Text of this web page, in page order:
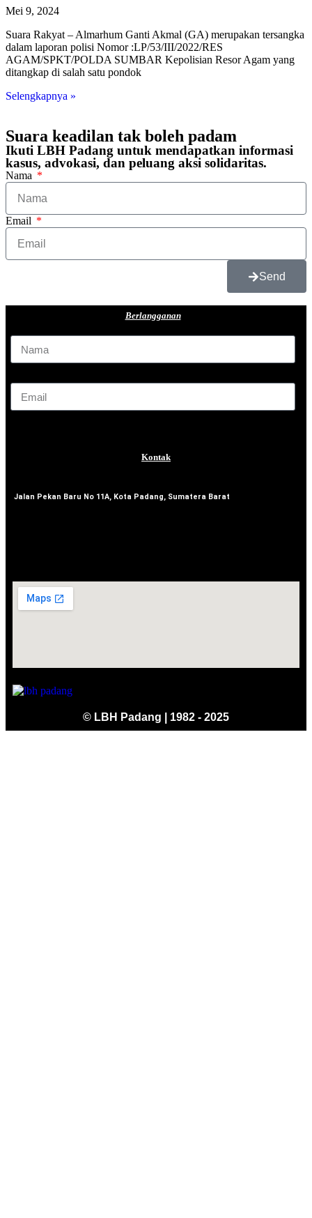
Mei 9, 2024
Suara Rakyat – Almarhum Ganti Akmal (GA) merupakan tersangka
dalam laporan polisi Nomor :LP/53/III/2022/RES
AGAM/SPKT/POLDA SUMBAR Kepolisian Resor Agam yang
ditangkap di salah satu pondok
Selengkapnya »
Suara keadilan tak boleh padam
Ikuti LBH Padang untuk mendapatkan informasi
kasus, advokasi, dan peluang aksi solidaritas.
Nama
Email
Send
Berlangganan
Kontak
Jalan Pekan Baru No 11A, Kota Padang, Sumatera Barat
© LBH Padang | 1982 - 2025